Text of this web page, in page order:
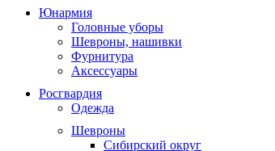
Юнармия
Головные уборы
Шевроны, нашивки
Фурнитура
Аксессуары
Росгвардия
Одежда
Шевроны
Сибирский округ